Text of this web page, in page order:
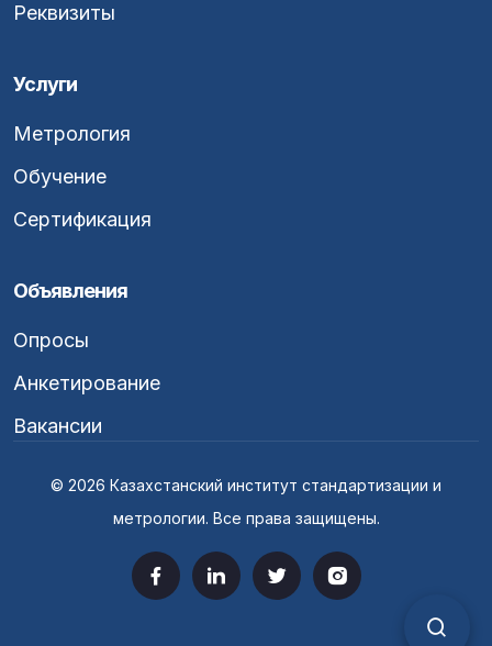
Реквизиты
Услуги
Метрология
Обучение
Сертификация
Объявления
Опросы
Анкетирование
Вакансии
© 2026 Казахстанский институт стандартизации и
метрологии. Все права защищены.